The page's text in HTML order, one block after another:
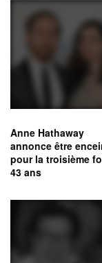
Anne Hathaway
annonce être
pour la troisième
43 ans